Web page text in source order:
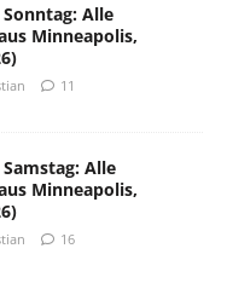
Alle
Minneapolis,
11
Alle
Minneapolis,
16